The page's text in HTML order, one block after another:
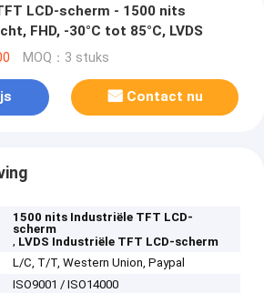
LCD-scherm - 1500 nits
FHD, -30°C tot 85°C, LVDS
MOQ：3 stuks
Contact nu
1500 nits Industriële TFT LCD-
scherm
, LVDS Industriële TFT LCD-scherm
L/C, T/T, Western Union, Paypal
ISO9001 / ISO14000